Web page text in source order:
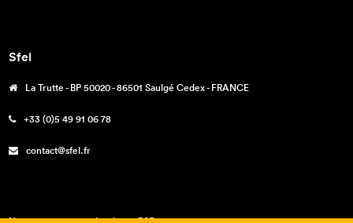
Sfel
La Trutte - BP 50020 - 86501 Saulgé Cedex - FRANCE
+33 (0)5 49 91 06 78
contact@sfel.fr